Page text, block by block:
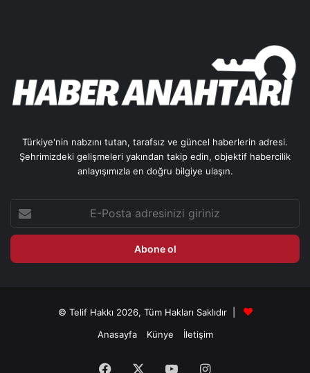
Türkiye'nin nabzını tutan, tarafsız ve güncel haberlerin adresi.
Şehrimizdeki gelişmeleri yakından takip edin, objektif habercilik
anlayışımızla en doğru bilgiye ulaşın.
Posta
adresinizi
© Telif Hakkı 2026, Tüm Hakları Saklıdır |
Anasayfa
Künye İletişim
Facebook YouTubeInstagram